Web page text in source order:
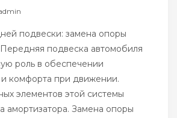
подвески: замена опоры
подвеска автомобиля
роль в обеспечении
и комфорта при движении.
элементов этой системы
амортизатора. Замена опоры